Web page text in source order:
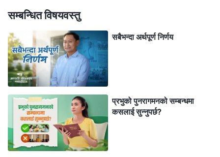
किनभने, उहाँले यो कुरालाई प्रहरीमा उजुरी दिने बहाना बनाउनुभयो।
त्यसपछि उहाँले रूखो भएर हाँस्दै भन्नुभयो, “के तिमीसँग तिम्रो
परमेश्‍वर हुनुहुन्न र? त्यसोभए तिम्रो सहयोगका लागि उहाँलाई
पुकार। प्रहरी यहाँ जति बेला पनि आइपुग्न सक्छ। हेरौं आज
तिमीलाई कसले बचाउँदो रहेछ।” म रिसले चूर भएकी थिएँ र
अलिकति डराएकी पनि थिएँ। चीनमा असङ्ख्य दाजुभाइ र
दिदीबहिनीहरूलाई प्रहरीले लगे जसरी मलाई पनि लान्छन् कि भनेर म
डराएकी थिएँ। यत्तिकैमा मैले परमेश्‍वरका यी वचनहरू सम्झिएँ:
मानिसको हृदय र आत्मा परमेश्‍वरको हातमा हुन्छ, उसको जीवनको
सबै थोकमा परमेश्‍वरले नजर राख्‍नुहुन्छ। तैँले यस कुरालाई विश्‍वास
सम्बन्धित विषयवस्तु
सबैभन्दा अर्थपूर्ण निर्णय
प्रभुको पुनरागमनको सम्बन्धमा
कसलाई सुन्‍नुपर्छ?